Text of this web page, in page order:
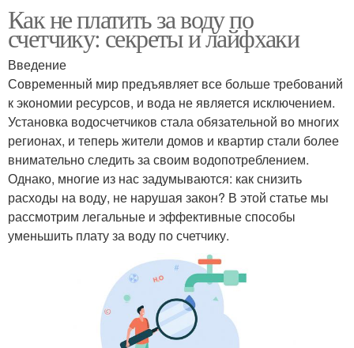
Как не платить за воду по
счетчику: секреты и лайфхаки
Введение
Современный мир предъявляет все больше требований
к экономии ресурсов, и вода не является исключением.
Установка водосчетчиков стала обязательной во многих
регионах, и теперь жители домов и квартир стали более
внимательно следить за своим водопотреблением.
Однако, многие из нас задумываются: как снизить
расходы на воду, не нарушая закон? В этой статье мы
рассмотрим легальные и эффективные способы
уменьшить плату за воду по счетчику.